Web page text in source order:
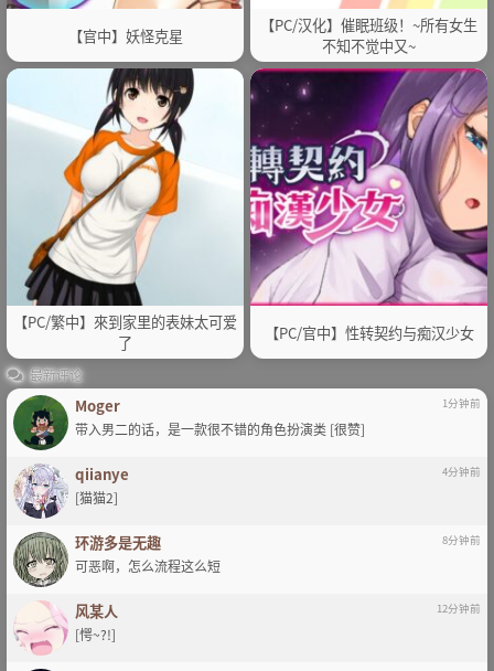
【官中】妖怪克星
【PC/汉化】催眠班级！~所有女生
不知不觉中又~
【PC/繁中】來到家里的表妹太可爱
了
【PC/官中】性转契约与痴汉少女
最新评论
Moger 1分钟前
带入男二的话，是一款很不错的角色扮演类 [很赞]
qiianye 4分钟前
[猫猫2]
环游多是无趣 8分钟前
可恶啊，怎么流程这么短
风某人 12分钟前
[愕~?!]